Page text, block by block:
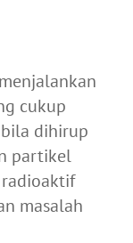
cukup
dihirup
partikel
masalah